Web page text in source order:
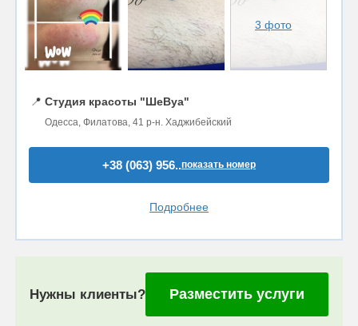
3 фото
📍 Студия красоты "ШеВуа"
Одесса, Филатова, 41 р-н. Хаджибейский
+38 (063) 956..показать номер
Подробнее
Нужны клиенты? Разместить услуги